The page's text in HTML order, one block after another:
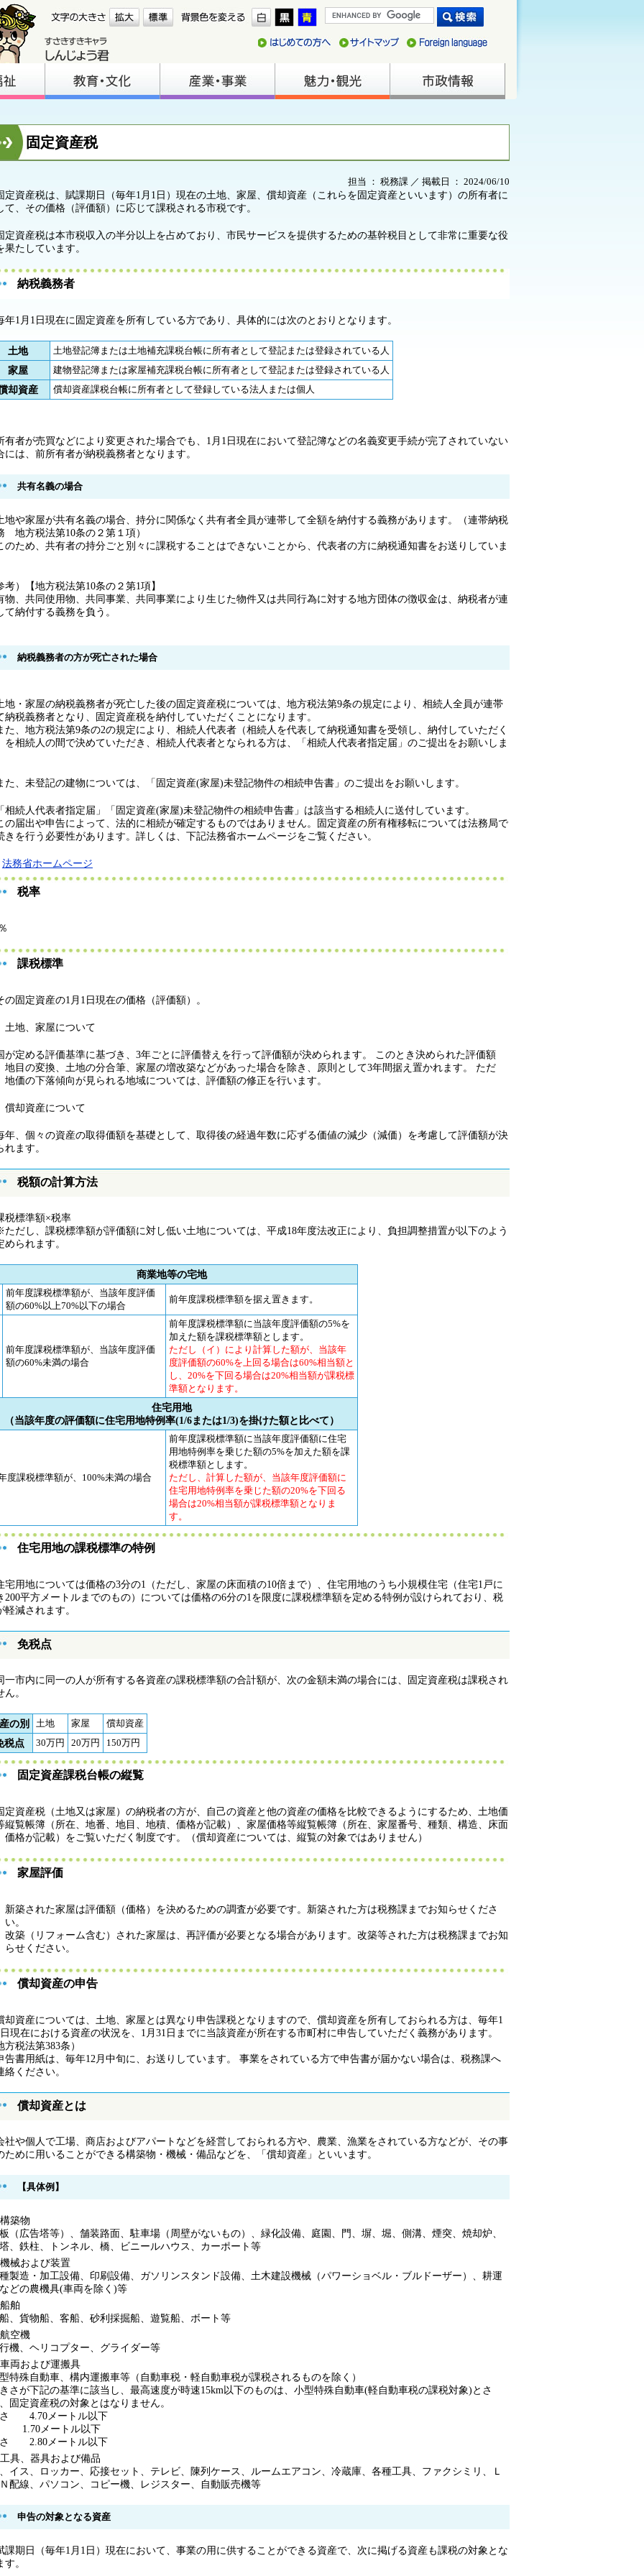
固定資産税
担当 ： 税務課 ／ 掲載日 ： 2024/06/10
資産税は、賦課期日（毎年1月1日）現在の土地、家屋、償却資産（これらを固定資産といいます）の所有者に
て、その価格（評価額）に応じて課税される市税です。
資産税は本市税収入の半分以上を占めており、市民サービスを提供するための基幹税目として非常に重要な役
果たしています。
納税義務者
1月1日現在に固定資産を所有している方であり、具体的には次のとおりとなります。
土地 土地登記簿または土地補充課税台帳に所有者として登記または登録されている人
家屋 建物登記簿または家屋補充課税台帳に所有者として登記または登録されている人
却資産 償却資産課税台帳に所有者として登録している法人または個人
有者が売買などにより変更された場合でも、1月1日現在において登記簿などの名義変更手続が完了されていない
には、前所有者が納税義務者となります。
共有名義の場合
や家屋が共有名義の場合、持分に関係なく共有者全員が連帯して全額を納付する義務があります。（連帯納税
地方税法第10条の２第１項）
ため、共有者の持分ごと別々に課税することはできないことから、代表者の方に納税通知書をお送りしていま
考）【地方税法第10条の２第1項】
物、共同使用物、共同事業、共同事業により生じた物件又は共同行為に対する地方団体の徴収金は、納税者が連
て納付する義務を負う。
納税義務者の方が死亡された場合
・家屋の納税義務者が死亡した後の固定資産税については、地方税法第9条の規定により、相続人全員が連帯
納税義務者となり、固定資産税を納付していただくことになります。
、地方税法第9条の2の規定により、相続人代表者（相続人を代表して納税通知書を受領し、納付していただく
を相続人の間で決めていただき、相続人代表者となられる方は、「相続人代表者指定届」のご提出をお願いしま
、未登記の建物については、「固定資産(家屋)未登記物件の相続申告書」のご提出をお願いします。
続人代表者指定届」「固定資産(家屋)未登記物件の相続申告書」は該当する相続人に送付しています。
の届出や申告によって、法的に相続が確定するものではありません。固定資産の所有権移転については法務局で
きを行う必要性があります。詳しくは、下記法務省ホームページをご覧ください。
法務省ホームページ
税率
課税標準
固定資産の1月1日現在の価格（評価額）。
地、家屋について
定める評価基準に基づき、3年ごとに評価替えを行って評価額が決められます。 このとき決められた評価額
地目の変換、土地の分合筆、家屋の増改築などがあった場合を除き、原則として3年間据え置かれます。 ただ
地価の下落傾向が見られる地域については、評価額の修正を行います。
却資産について
、個々の資産の取得価額を基礎として、取得後の経過年数に応ずる価値の減少（減価）を考慮して評価額が決
れます。
税額の計算方法
標準額×税率
だし、課税標準額が評価額に対し低い土地については、平成18年度法改正により、負担調整措置が以下のよう
められます。
商業地等の宅地
前年度課税標準額が、当該年度評価
額の60%以上70%以下の場合
前年度課税標準額を据え置きます。
前年度課税標準額が、当該年度評価
額の60%未満の場合
前年度課税標準額に当該年度評価額の5%を
加えた額を課税標準額とします。
ただし（イ）により計算した額が、当該年
度評価額の60%を上回る場合は60%相当額と
し、20%を下回る場合は20%相当額が課税標
準額となります。
住宅用地
（当該年度の評価額に住宅用地特例率(1/6または1/3)を掛けた額と比べて）
度課税標準額が、100%未満の場合
前年度課税標準額に当該年度評価額に住宅
用地特例率を乗じた額の5%を加えた額を課
税標準額とします。
ただし、計算した額が、当該年度評価額に
住宅用地特例率を乗じた額の20%を下回る
場合は20%相当額が課税標準額となりま
す。
住宅用地の課税標準の特例
用地については価格の3分の1（ただし、家屋の床面積の10倍まで）、住宅用地のうち小規模住宅（住宅1戸に
200平方メートルまでのもの）については価格の6分の1を限度に課税標準額を定める特例が設けられており、税
軽減されます。
免税点
市内に同一の人が所有する各資産の課税標準額の合計額が、次の金額未満の場合には、固定資産税は課税され
ん。
の別 土地 家屋 償却資産
税点 30万円 20万円 150万円
固定資産課税台帳の縦覧
資産税（土地又は家屋）の納税者の方が、自己の資産と他の資産の価格を比較できるようにするため、土地価
縦覧帳簿（所在、地番、地目、地積、価格が記載）、家屋価格等縦覧帳簿（所在、家屋番号、種類、構造、床面
価格が記載）をご覧いただく制度です。（償却資産については、縦覧の対象ではありません）
家屋評価
新築された家屋は評価額（価格）を決めるための調査が必要です。新築された方は税務課までお知らせくださ
い。
改築（リフォーム含む）された家屋は、再評価が必要となる場合があります。改築等された方は税務課までお知
らせください。
償却資産の申告
資産については、土地、家屋とは異なり申告課税となりますので、償却資産を所有しておられる方は、毎年1
日現在における資産の状況を、1月31日までに当該資産が所在する市町村に申告していただく義務があります。
方税法第383条）
書用紙は、毎年12月中旬に、お送りしています。 事業をされている方で申告書が届かない場合は、税務課へ
絡ください。
償却資産とは
や個人で工場、商店およびアパートなどを経営しておられる方や、農業、漁業をされている方などが、その事
ために用いることができる構築物・機械・備品などを、「償却資産」といいます。
【具体例】
構築物
（広告塔等）、舗装路面、駐車場（周壁がないもの）、緑化設備、庭園、門、塀、堀、側溝、煙突、焼却炉、
、鉄柱、トンネル、橋、ビニールハウス、カーポート等
機械および装置
製造・加工設備、印刷設備、ガソリンスタンド設備、土木建設機械（パワーショベル・ブルドーザー）、耕運
どの農機具(車両を除く)等
船舶
、貨物船、客船、砂利採掘船、遊覧船、ボート等
航空機
機、ヘリコプター、グライダー等
車両および運搬具
特殊自動車、構内運搬車等（自動車税・軽自動車税が課税されるものを除く）
さが下記の基準に該当し、最高速度が時速15km以下のものは、小型特殊自動車(軽自動車税の課税対象)とさ
固定資産税の対象とはなりません。
4.70メートル以下
1.70メートル以下
2.80メートル以下
工具、器具および備品
イス、ロッカー、応接セット、テレビ、陳列ケース、ルームエアコン、冷蔵庫、各種工具、ファクシミリ、Ｌ
配線、パソコン、コピー機、レジスター、自動販売機等
申告の対象となる資産
期日（毎年1月1日）現在において、事業の用に供することができる資産で、次に掲げる資産も課税の対象とな
す。